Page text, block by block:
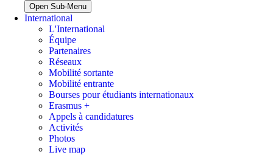
Open Sub-Menu
International
L'International
Équipe
Partenaires
Réseaux
Mobilité sortante
Mobilité entrante
Bourses pour étudiants internationaux
Erasmus +
Appels à candidatures
Activités
Photos
Live map